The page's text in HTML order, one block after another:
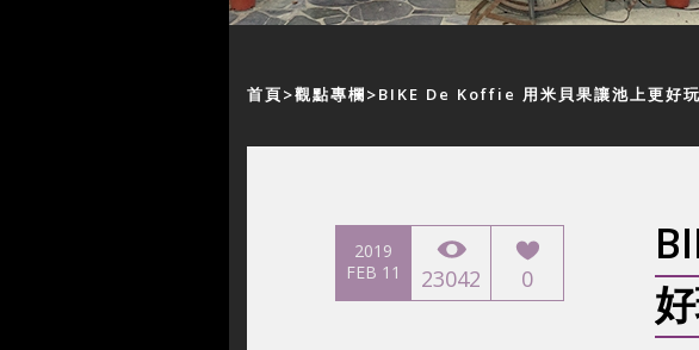
首頁 觀點專欄 BIKE De Koffie 用米貝果讓池上更好玩
2019
FEB 11
23042 0